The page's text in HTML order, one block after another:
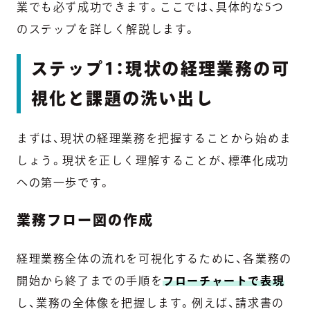
業でも必ず成功できます。ここでは、具体的な5つ
のステップを詳しく解説します。
ステップ1：現状の経理業務の可
視化と課題の洗い出し
まずは、現状の経理業務を把握することから始めま
しょう。現状を正しく理解することが、標準化成功
への第一歩です。
業務フロー図の作成
経理業務全体の流れを可視化するために、各業務の
開始から終了までの手順をフローチャートで表現
し、業務の全体像を把握します。例えば、請求書の